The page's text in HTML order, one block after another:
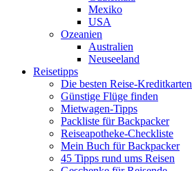
Mexiko
USA
Ozeanien
Australien
Neuseeland
Reisetipps
Die besten Reise-Kreditkarten
Günstige Flüge finden
Mietwagen-Tipps
Packliste für Backpacker
Reiseapotheke-Checkliste
Mein Buch für Backpacker
45 Tipps rund ums Reisen